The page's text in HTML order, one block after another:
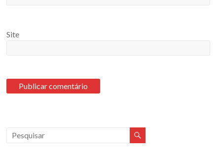
Site